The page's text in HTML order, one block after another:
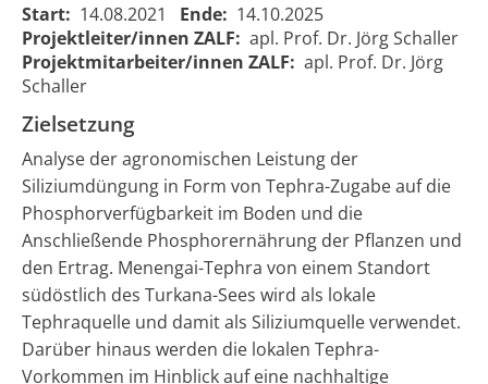
2239
Fertilization
of Kenyan
local tephra
to improve
crop yield
by
increasing
the plant
phosphorus
nutrition
and
decreasing
Fertilization
to improve
crop yield
by
increasing
the plant
phosphorus
nutrition
and
decreasing
toxic
15.08.2021
00:00:00
00:00:00
Start: 14.08.2021 Ende: 14.10.2025
Projektleiter/innen ZALF: apl. Prof. Dr. Jörg Schaller
Projektmitarbeiter/innen ZALF: apl. Prof. Dr. Jörg
Schaller
Zielsetzung
Analyse der agronomischen Leistung der
Siliziumdüngung in Form von Tephra-Zugabe auf die
Phosphorverfügbarkeit im Boden und die
Anschließende Phosphorernährung der Pflanzen und
den Ertrag. Menengai-Tephra von einem Standort
südöstlich des Turkana-Sees wird als lokale
Tephraquelle und damit als Siliziumquelle verwendet.
Darüber hinaus werden die lokalen Tephra-
Vorkommen im Hinblick auf eine nachhaltige